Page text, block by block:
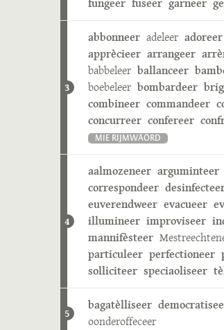
3
abbonneer adeleer adoreer
apprècieer arrangeer
babbeleer ballanceer
boebeleer bombardeer
combineer commandeer
concurreer confereer
MIE RIJMWÄÖRD
4
aalmozeneer arguminteer
correspondeer
euverendweer evacueer
illumineer improviseer
mannifèsteer
particuleer perfectioneer
solliciteer speciaoliseer
5
bagatèlliseer
oonderoffeceer